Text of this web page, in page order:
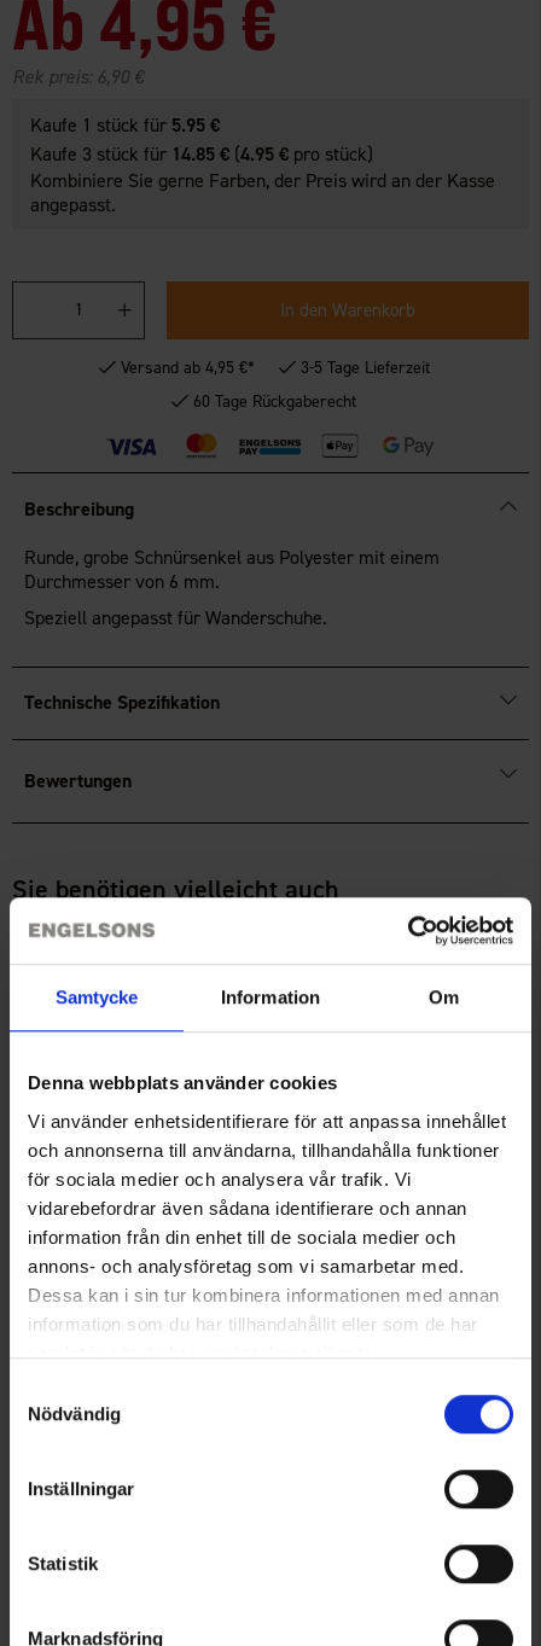
Samtycke Information Om
Denna webbplats använder cookies
Vi använder enhetsidentifierare för att anpassa innehållet
och annonserna till användarna, tillhandahålla funktioner
för sociala medier och analysera vår trafik. Vi
vidarebefordrar även sådana identifierare och annan
information från din enhet till de sociala medier och
annons- och analysföretag som vi samarbetar med.
Dessa kan i sin tur kombinera informationen med annan
information som du har tillhandahållit eller som de har
samlat in när du har använt deras tjänster.
Nödvändig
Inställningar
Statistik
Marknadsföring
Ab 4,95 €
Rek preis: 6,90 €
Kaufe 1 stück für 5.95 €
Kaufe 3 stück für 14.85 € (4.95 € pro stück)
Kombiniere Sie gerne Farben, der Preis wird an der Kasse
angepasst.
In den Warenkorb
Versand ab 4,95 €*
3-5 Tage Lieferzeit
60 Tage Rückgaberecht
Beschreibung
Runde, grobe Schnürsenkel aus Polyester mit einem
Durchmesser von 6 mm.
Speziell angepasst für Wanderschuhe.
Technische Spezifikation
Bewertungen
Sie benötigen vielleicht auch
Socken Coolmax® Grau
Ab6,50 €
Springyard Applier Brush
6,95 €
Ähnliche Produkte
Boot 5,0 90 cm